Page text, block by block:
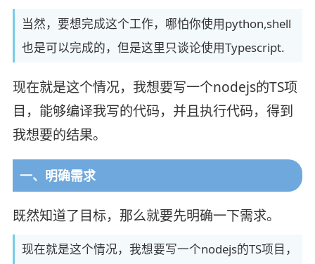
当然，要想完成这个工作，哪怕你使用python,shell
也是可以完成的，但是这里只谈论使用Typescript.
现在就是这个情况，我想要写一个nodejs的TS项
目，能够编译我写的代码，并且执行代码，得到
我想要的结果。
一、明确需求
既然知道了目标，那么就要先明确一下需求。
现在就是这个情况，我想要写一个nodejs的TS项目，